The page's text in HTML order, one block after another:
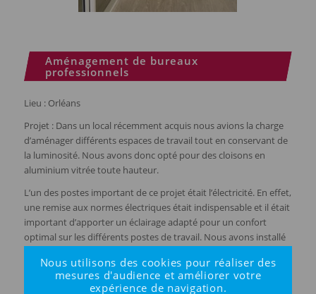
Aménagement de bureaux
professionnels
Lieu : Orléans
Projet : Dans un local récemment acquis nous avions la charge
d’aménager différents espaces de travail tout en conservant de
la luminosité. Nous avons donc opté pour des cloisons en
aluminium vitrée toute hauteur.
L’un des postes important de ce projet était l’électricité. En effet,
une remise aux normes électriques était indispensable et il était
important d’apporter un éclairage adapté pour un confort
optimal sur les différents postes de travail. Nous avons installé
les gaines électriques.
Pour finir, afin de garantir un entretien facile nous avons choisi
Nous utilisons des cookies pour réaliser des
mesures d'audience et améliorer votre
expérience de navigation.